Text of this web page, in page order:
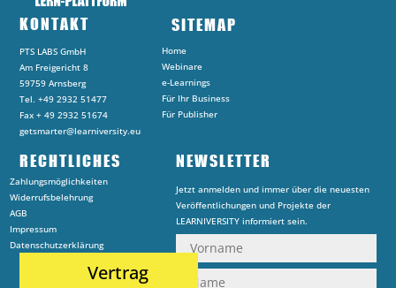
KONTAKT
PTS LABS GmbH
Am Freigericht 8
59759 Arnsberg
Tel. +49 2932 51477
Fax + 49 2932 51674
getsmarter@learniversity.eu
SITEMAP
Home
Webinare
e-Learnings
Für Ihr Business
Für Publisher
RECHTLICHES
Zahlungsmöglichkeiten
Widerrufsbelehrung
AGB
Impressum
Datenschutzerklärung
Vertrag
NEWSLETTER
Jetzt anmelden und immer über die neuesten
Veröffentlichungen und Projekte der
LEARNIVERSITY informiert sein.